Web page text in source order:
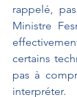
rappelé,
Ministre
certains
pas à
interpréter.